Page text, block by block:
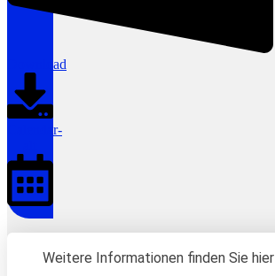
Download
Calendar-
Weitere Informationen finden Sie hier